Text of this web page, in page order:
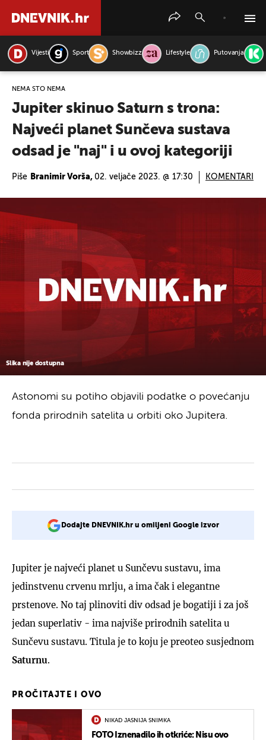
Vijesti Sport Showbizz Lifestyle Putovanja
NEMA ŠTO NEMA
Jupiter skinuo Saturn s trona:
Najveći planet Sunčeva sustava
odsad je "naj" i u ovoj kategoriji
Piše Branimir Vorša, 02. veljače 2023. @ 17:30 KOMENTARI
Slika nije dostupna
Astonomi su potiho objavili podatke o povećanju
fonda prirodnih satelita u orbiti oko Jupitera.
Dodajte DNEVNIK.hr u omiljeni Google izvor
Jupiter je najveći planet u Sunčevu sustavu, ima
jedinstvenu crvenu mrlju, a ima čak i elegantne
prstenove. No taj plinoviti div odsad je bogatiji i za još
jedan superlativ - ima najviše prirodnih satelita u
Sunčevu sustavu. Titula je to koju je preoteo susjednom
Saturnu.
PROČITAJTE I OVO
NIKAD JASNIJA SNIMKA
FOTO Iznenadilo ih otkriće: Nisu ovo
PRETRAŽITE VIJESTI